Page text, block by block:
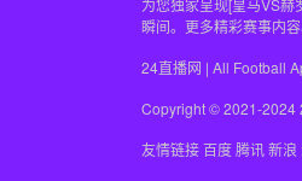
为您独家呈现[皇马VS
瞬间。更多精彩赛事内容
24直播网 | All Football
Copyright © 2021-2024
友情链接百度腾讯新浪